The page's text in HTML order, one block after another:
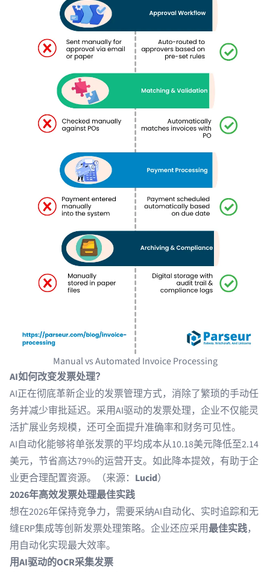
Manual vs Automated Invoice Processing
AI如何改变发票处理？
AI正在彻底革新企业的发票管理方式，消除了繁琐的手动任
务并减少审批延迟。采用AI驱动的发票处理，企业不仅能灵
活扩展业务规模，还可全面提升准确率和财务可见性。
AI自动化能够将单张发票的平均成本从10.18美元降低至2.14
美元，节省高达79%的运营开支。如此降本提效，有助于企
业更合理配置资源。（来源： Lucid）
2026年高效发票处理最佳实践
想在2026年保持竞争力，需要采纳AI自动化、实时追踪和无
缝ERP集成等创新发票处理策略。企业还应采用最佳实践，
用自动化实现最大效率。
用AI驱动的OCR采集发票